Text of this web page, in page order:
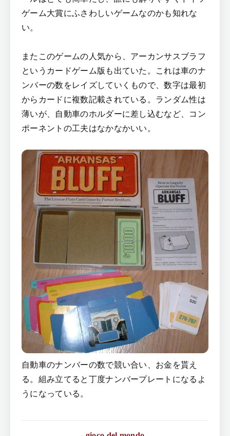
ゲーム大賞にふさわしいゲームなのかも知れな
い。
またこのゲームの人気から、アーカンサスブラフ
というカードゲーム版も出ていた。これは車のナ
ンバーの数をレイズしていくもので、数字は最初
からカードに複数記載されている。ランダム性は
薄いが、自動車のホルダーに差し込むなど、コン
ポーネントの工夫はなかなかいい。
自動車のナンバーの数で競い合い、お金を貰え
る。組み立てると丁度ナンバープレートになるよ
うになっている。